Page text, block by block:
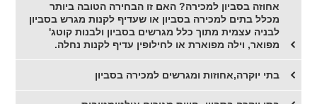
אחוזה בסביון למכירה? האם זו הבחירה הטובה ביותר
מכלל בתים למכירה בסביון או שעדיף לקנות מגרש בסביון
לבניה עצמית מתוך כלל מגרשים בסביון ולבנות קוטג'
מפואר, וילה מפוארת או לחילופין עדיף לקנות נחלה.
בתי יוקרה,אחוזות ומגרשים למכירה בסביון